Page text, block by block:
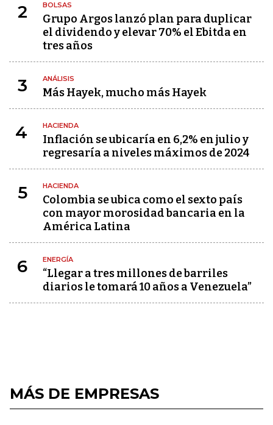
2 BOLSAS
Grupo Argos lanzó plan para duplicar
el dividendo y elevar 70% el Ebitda en
tres años
3 ANÁLISIS
Más Hayek, mucho más Hayek
4 HACIENDA
Inflación se ubicaría en 6,2% en julio y
regresaría a niveles máximos de 2024
5 HACIENDA
Colombia se ubica como el sexto país
con mayor morosidad bancaria en la
América Latina
6 ENERGÍA
“Llegar a tres millones de barriles
diarios le tomará 10 años a Venezuela”
MÁS DE EMPRESAS